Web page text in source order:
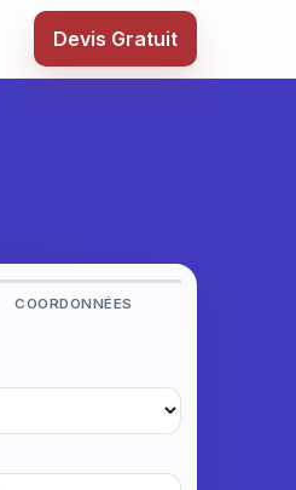
Devis Gratuit
COORDONNÉES